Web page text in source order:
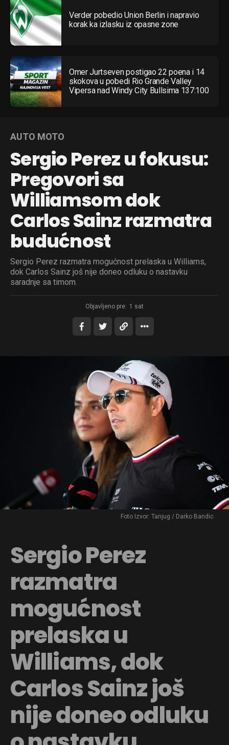
Verder pobedio Union Berlin i napravio
korak ka izlasku iz opasne zone
Omer Jurtseven postigao 22 poena i 14
skokova u pobedi Rio Grande Valley
Vipersa nad Windy City Bullsima 137:100
AUTO MOTO
Sergio Perez u fokusu:
Pregovori sa
Williamsom dok
Carlos Sainz razmatra
budućnost
Sergio Perez razmatra mogućnost prelaska u Williams,
dok Carlos Sainz još nije doneo odluku o nastavku
saradnje sa timom.
Objavljeno pre: 1 sat
Foto Izvor: Tanjug / Darko Bandic
Sergio Perez
razmatra
mogućnost
prelaska u
Williams, dok
Carlos Sainz još
nije doneo odluku